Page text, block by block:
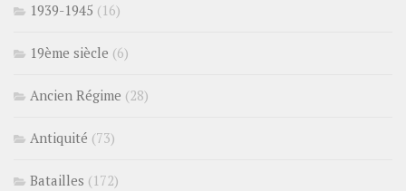
1939-1945 (16)
19ème siècle (6)
Ancien Régime (28)
Antiquité (73)
Batailles (172)